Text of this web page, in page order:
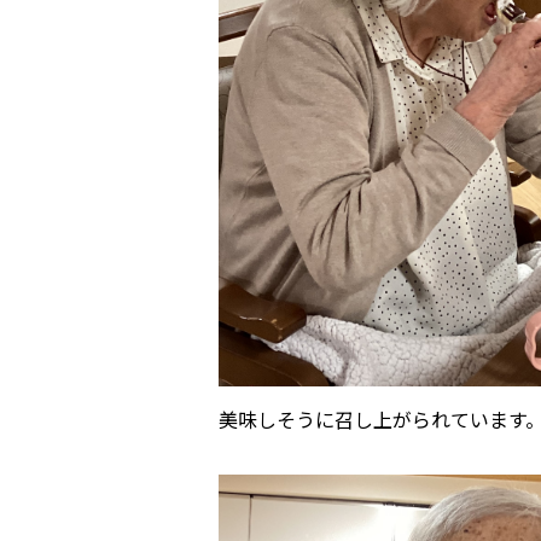
美味しそうに召し上がられています